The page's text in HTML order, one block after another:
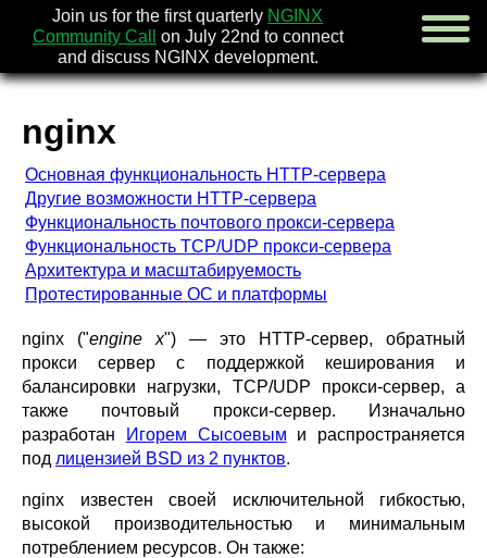
Join us for the first quarterly NGINX
Community Call
on July 22nd to connect
and discuss NGINX development.
русский
новости[en]
об nginx
скачать
безопасность
faq
книги[en]
сообщество
компания
x.com
blog
njs
nginx
Основная функциональность HTTP-сервера
Другие возможности HTTP-сервера
Функциональность почтового прокси-сервера
Функциональность TCP/UDP прокси-сервера
Архитектура и масштабируемость
Протестированные ОС и платформы
nginx ("engine x") — это HTTP-сервер, обратный
прокси сервер с поддержкой кеширования и
балансировки нагрузки, TCP/UDP прокси-сервер, а
также почтовый прокси-сервер. Изначально
разработан
Игорем Сысоевым и распространяется
под лицензией BSD из 2 пунктов.
nginx известен своей исключительной гибкостью,
высокой производительностью и минимальным
потреблением ресурсов. Он также: